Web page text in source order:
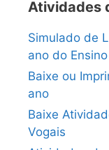
Atividades
Simulado de
ano do
Baixe ou
ano
Baixe
Vogais